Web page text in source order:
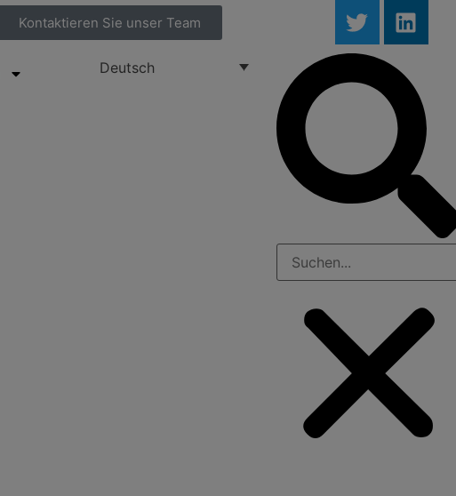
Kontaktieren Sie unser Team
Deutsch